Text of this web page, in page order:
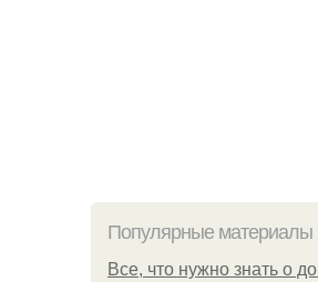
Популярные материалы
Все, что нужно знать о